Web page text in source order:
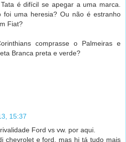
é difícil se apegar a uma marca.
foi uma heresia? Ou não é estranho
Fiat?
comprasse o Palmeiras e
Branca preta e verde?
15:37
Ford vs vw. por aqui.
chevrolet e ford, mas hj tá tudo mais